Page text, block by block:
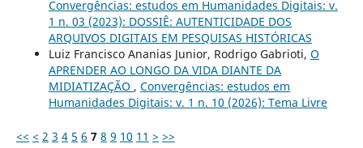
Convergências: estudos em Humanidades Digitais: v.
1 n. 03 (2023): DOSSIÊ: AUTENTICIDADE DOS
ARQUIVOS DIGITAIS EM PESQUISAS HISTÓRICAS
Luiz Francisco Ananias Junior, Rodrigo Gabrioti, O
APRENDER AO LONGO DA VIDA DIANTE DA
MIDIATIZAÇÃO , Convergências: estudos em
Humanidades Digitais: v. 1 n. 10 (2026): Tema Livre
<< < 2 3 4 5 6 7 8 9 10 11 > >>